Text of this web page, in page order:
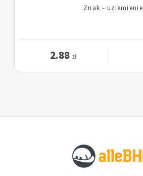
Znak - uziemienie
2.88 zł